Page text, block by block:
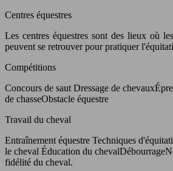
Centres équestres
Les centres équestres sont des lieux où
peuvent se retrouver pour pratiquer
Compétitions
Concours de saut Dressage de
de chasseObstacle équestre
Travail du cheval
Entraînement équestre Techniques
le cheval Éducation du
fidélité du cheval.